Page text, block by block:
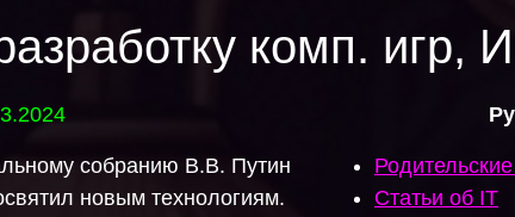
комп. игр,
собранию В.В. Путин
новым технологиям.
Статьи об IT